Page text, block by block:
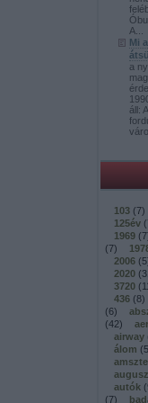
A...
Mi
a
áll:
103 (7)
125év (
1969 (7
(7)
2006 (5
2020 (
3720 (
436 (8)
(6)
(42)
airway
álom (5
autók (
(7)